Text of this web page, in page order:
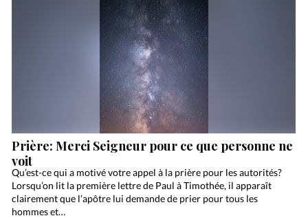
Prière: Merci Seigneur pour ce que personne ne
voit
Qu’est-ce qui a motivé votre appel à la prière pour les autorités?
Lorsqu’on lit la première lettre de Paul à Timothée, il apparaît
clairement que l’apôtre lui demande de prier pour tous les
hommes et…